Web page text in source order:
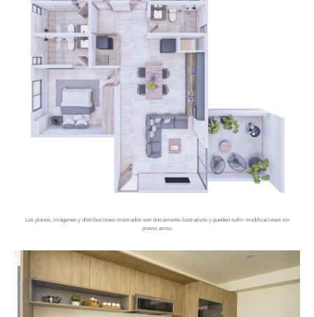
Los planos, imágenes y distribuciones mostrados son únicamente ilustrativos y pueden sufrir modificaciones sin
previo aviso.